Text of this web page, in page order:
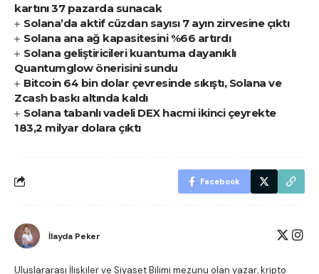
kartını 37 pazarda sunacak
Solana’da aktif cüzdan sayısı 7 ayın zirvesine çıktı
Solana ana ağ kapasitesini %66 artırdı
Solana geliştiricileri kuantuma dayanıklı
Quantumglow önerisini sundu
Bitcoin 64 bin dolar çevresinde sıkıştı, Solana ve
Zcash baskı altında kaldı
Solana tabanlı vadeli DEX hacmi ikinci çeyrekte
183,2 milyar dolara çıktı
Facebook
İlayda Peker
Uluslararası İlişkiler ve Siyaset Bilimi mezunu olan yazar, kripto